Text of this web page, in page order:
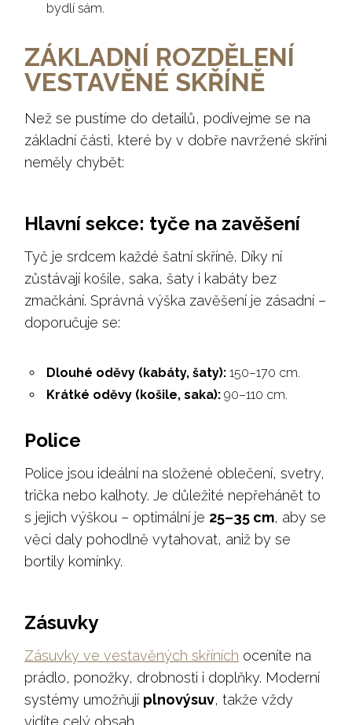
bydlí sám.
ZÁKLADNÍ ROZDĚLENÍ
VESTAVĚNÉ SKŘÍNĚ
Než se pustíme do detailů, podívejme se na
základní části, které by v dobře navržené skříni
neměly chybět:
Hlavní sekce: tyče na zavěšení
Tyč je srdcem každé šatní skříně. Díky ní
zůstávají košile, saka, šaty i kabáty bez
zmačkání. Správná výška zavěšení je zásadní –
doporučuje se:
Dlouhé oděvy (kabáty, šaty): 150–170 cm.
Krátké oděvy (košile, saka): 90–110 cm.
Police
Police jsou ideální na složené oblečení, svetry,
trička nebo kalhoty. Je důležité nepřehánět to
s jejich výškou – optimální je 25–35 cm, aby se
věci daly pohodlně vytahovat, aniž by se
bortily komínky.
Zásuvky
Zásuvky ve vestavěných skříních oceníte na
prádlo, ponožky, drobnosti i doplňky. Moderní
systémy umožňují plnovýsuv, takže vždy